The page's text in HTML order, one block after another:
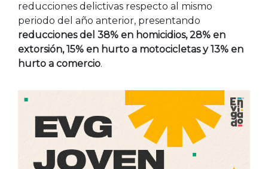
reducciones delictivas respecto al mismo
periodo del año anterior, presentando
reducciones del 38% en homicidios, 28% en
extorsión, 15% en hurto a motocicletas y 13% en
hurto a comercio.